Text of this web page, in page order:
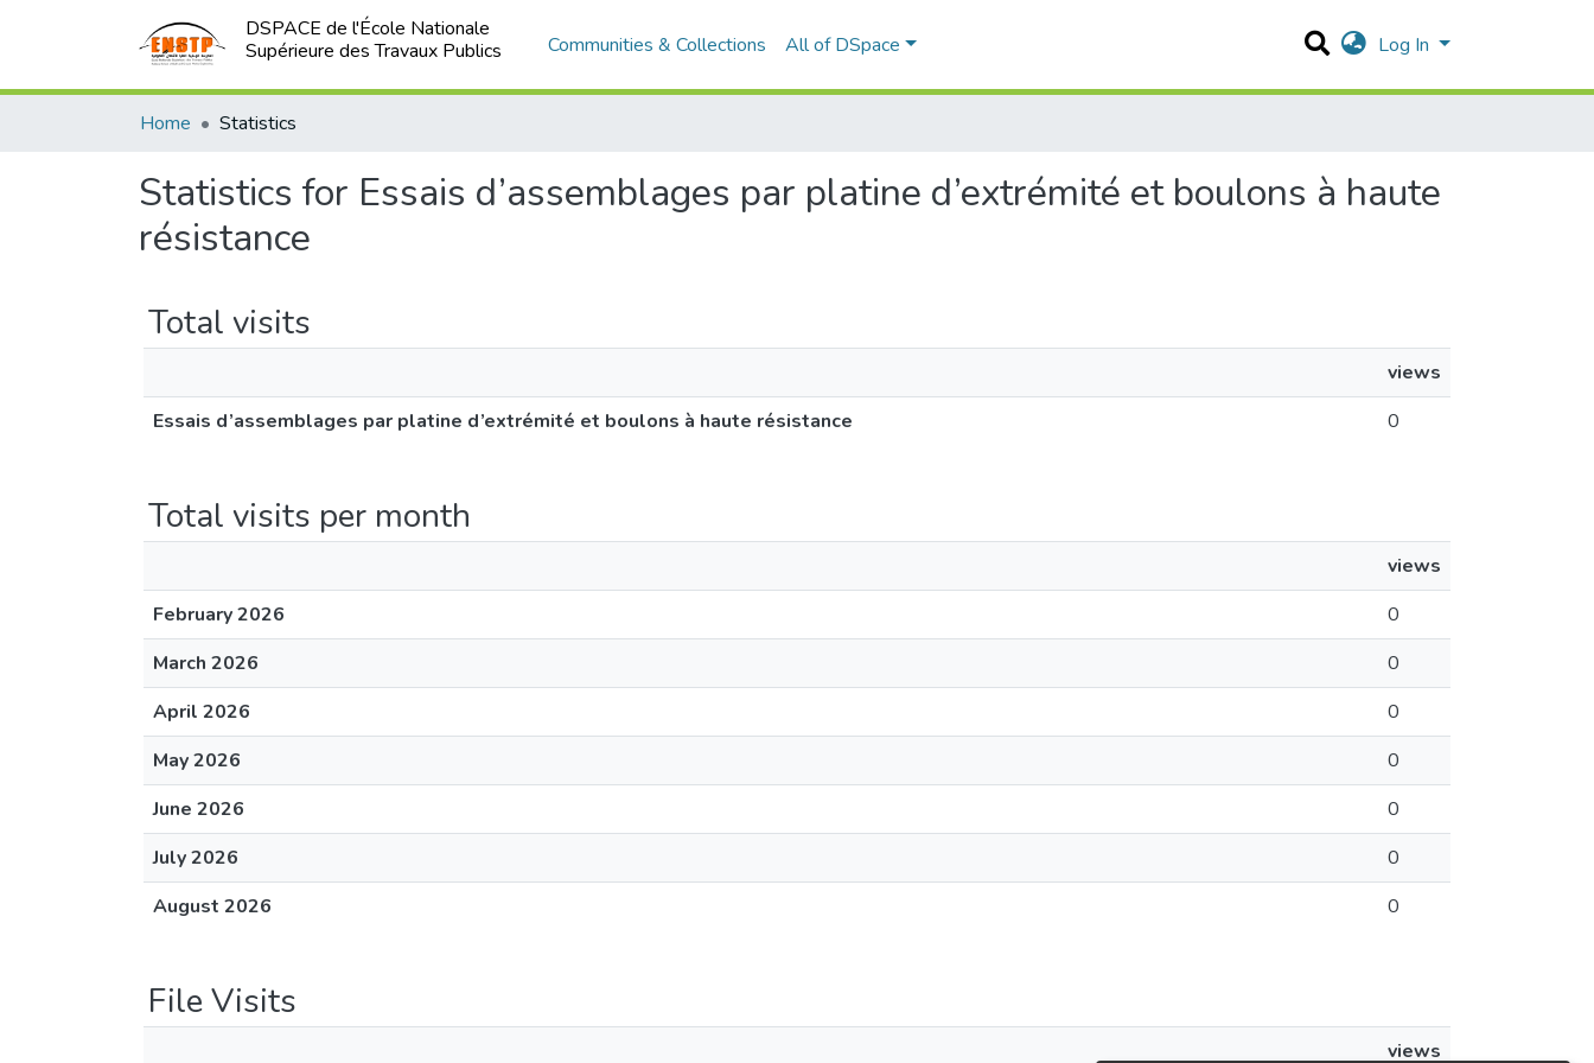
DSPACE de l'École Nationale
Supérieure des Travaux Publics
Communities & Collections All of DSpace Log In
Home Statistics
Statistics for Essais d’assemblages par platine d’extrémité et boulons à haute
résistance
Total visits
views
Essais d’assemblages par platine d’extrémité et boulons à haute résistance
0
Total visits per month
views
February 2026
0
March 2026
0
April 2026
0
May 2026
0
June 2026
0
July 2026
0
August 2026
0
File Visits
views